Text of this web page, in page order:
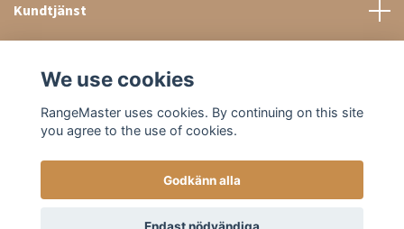
Kundtjänst
© 2026 RangeMaster Store
We use cookies
RangeMaster uses cookies. By continuing on this site
you agree to the use of cookies.
Godkänn alla